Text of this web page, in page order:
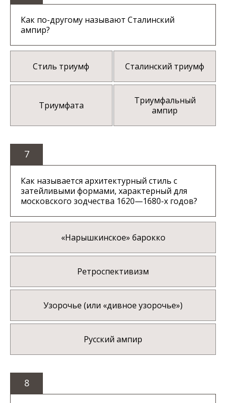
Как по-другому называют Сталинский
ампир?
Стиль триумф Сталинский триумф
Триумфата
Триумфальный
ампир
7
Как называется архитектурный стиль с
затейливыми формами, характерный для
московского зодчества 1620—1680-х годов?
«Нарышкинское» барокко
Ретроспективизм
Узорочье (или «дивное узорочье»)
Русский ампир
8